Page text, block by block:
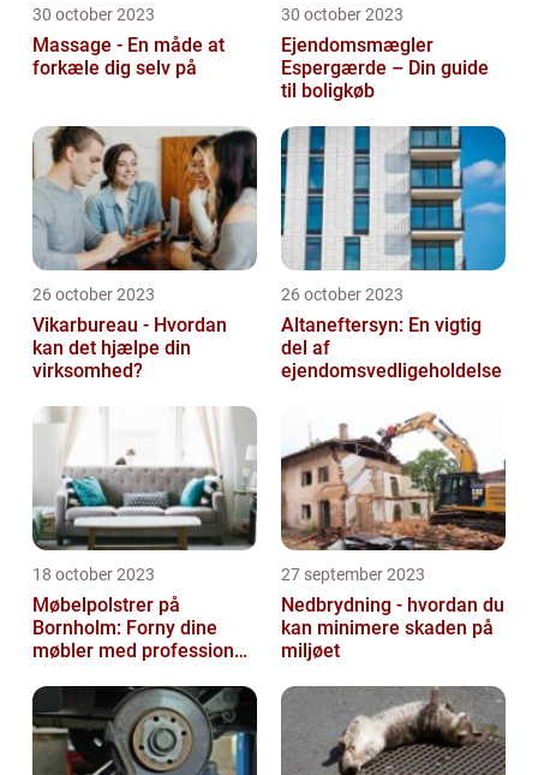
30 october 2023
Massage - En måde at
forkæle dig selv på
30 october 2023
Ejendomsmægler
Espergærde – Din guide
til boligkøb
26 october 2023
Vikarbureau - Hvordan
kan det hjælpe din
virksomhed?
26 october 2023
Altaneftersyn: En vigtig
del af
ejendomsvedligeholdelse
18 october 2023
Møbelpolstrer på
Bornholm: Forny dine
møbler med professionel
27 september 2023
Nedbrydning - hvordan du
kan minimere skaden på
miljøet